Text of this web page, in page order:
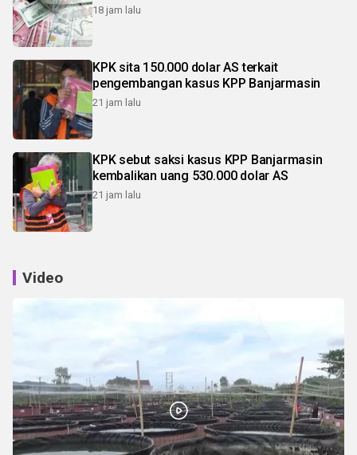
18 jam lalu
KPK sita 150.000 dolar AS terkait
pengembangan kasus KPP Banjarmasin
21 jam lalu
KPK sebut saksi kasus KPP Banjarmasin
kembalikan uang 530.000 dolar AS
21 jam lalu
Video